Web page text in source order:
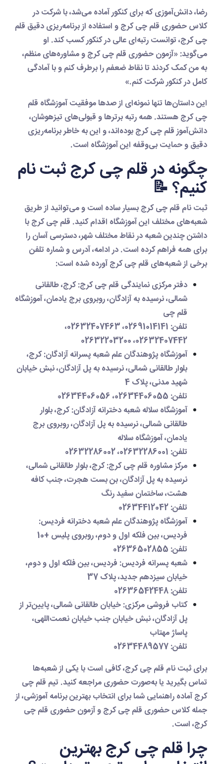
رضا، دانش‌آموزی که برای کنکور آماده می‌شد، با شرکت در
کلاس حضوری قلم چی کرجو استفاده ازبرنامه‌ریزی دقیق قلم
چی کرج، توانست رتبه‌ای عالی در کنکور کسب کند. او
می‌گوید: «آزمون حضوری قلم چی کرجو مشاوره‌های منظم،
به من کمک کردند تا نقاط ضعفم را برطرف کنم و با آمادگی
کامل در کنکور شرکت کنم.»
این داستان‌ها تنها نمونه‌ای از صدها موفقیتآموزشگاه قلم
چی کرجهستند. همه رتبه برترها و قبولی‌های تیزهوشان،
دانش‌آموزقلم چی کرجبوده‌اند، و این به خاطر برنامه‌ریزی
دقیق و حمایت بی‌وقفه این آموزشگاه است.
چگونه در قلم چی کرج ثبت نام
کنیم؟ 📝
ثبت نام قلم چی کرجبسیار ساده است و می‌توانید از طریق
شعبه‌های مختلف این آموزشگاه اقدام کنید.قلم چی کرجبا
داشتن چندین شعبه در نقاط مختلف شهر، دسترسی آسان را
برای همه فراهم کرده است. در ادامه، آدرس و شماره تلفن
برخی از شعبه‌هایقلم چی کرجآورده شده است:
دفتر مرکزی نمایندگی قلم چی کرج: کرج، طالقانی
شمالی، نرسیده به آزادگان، روبروی برج یادمان، آموزشگاه
قلم چی
: 02691014141، 02632407463،
02632407442، 02632203200
آموزشگاه پژوهندگان علم شعبه پسرانه آزادگان: کرج،
بلوار طالقانی شمالی، نرسیده به پل آزادگان، نبش خیابان
شهید مدنی، پلاک 4
: 02634406055، 02634406056
آموزشگاه سلاله شعبه دخترانه آزادگان: کرج، بلوار
طالقانی شمالی، نرسیده به پل آزادگان، روبروی برج
یادمان، آموزشگاه سلاله
: 02632286001، 02632286002
مرکز مشاوره قلم چی کرج: کرج، بلوار طالقانی شمالی،
نرسیده به پل آزادگان، بن بست هجرت، جنب کافه
هشت، ساختمان سفید رنگ
: 02634412042
آموزشگاه پژوهندگان علم شعبه دخترانه فردیس:
فردیس، بین فلکه اول و دوم، روبروی پلیس +10
: 02636502855
شعبه پسرانه فردیس: فردیس، بین فلکه اول و دوم،
خیابان سیزدهم جدید، پلاک 37
: 02636542448
کتاب فروشی مرکزی: خیابان طالقانی شمالی، پایین‌تر از
پل آزادگان، نبش خیابان جنب خیابان نعمت‌اللهی،
پاساژ مهتاب
: 02634489577
برایثبت نام قلم چی کرج، کافی است با یکی از شعبه‌ها
تماس بگیرید یا به‌صورت حضوری مراجعه کنید. تیم قلم چی
آماده راهنمایی شما برای انتخاب بهترین برنامه آموزشی، از
جملهکلاس حضوری قلم چی کرجوآزمون حضوری قلم چی
، است.
چرا قلم چی کرج بهترین